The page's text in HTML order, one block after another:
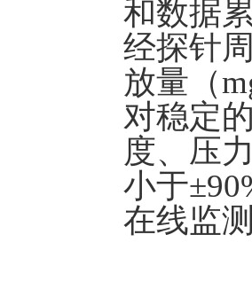
和数据
经探针
放量（
对稳定
度、压
小于
在线监